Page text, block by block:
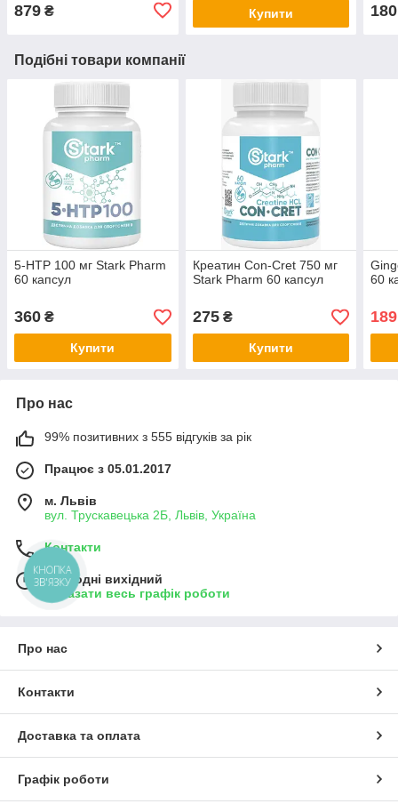
879 ₴ Купити 180
Подібні товари компанії
5-HTP 100 мг Stark Pharm
60 капсул
360 ₴
Купити
Креатин Con-Cret 750 мг
Stark Pharm 60 капсул
275₴
Купити
60
189
Про нас
99% позитивних з 555 відгуків за рік
Працює з 05.01.2017
м. Львів
вул. Трускавецька 2Б, Львів, Україна
Контакти
Сьогодні вихідний
Показати весь графік роботи
Про нас
Контакти
Доставка та оплата
Графік роботи
КНОПКА
ЗВ'ЯЗКУ